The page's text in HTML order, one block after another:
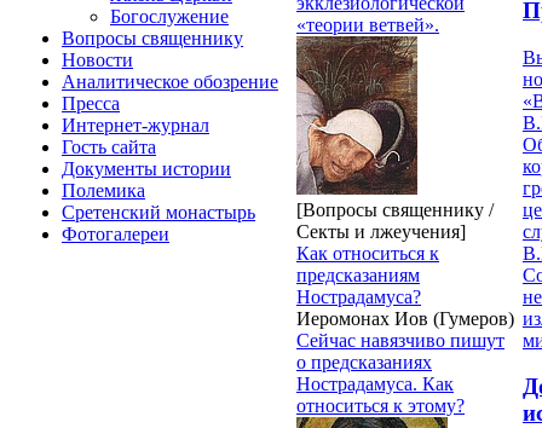
Богослужение
Вопросы священнику
Новости
Аналитическое обозрение
Пресса
Интернет-журнал
Гость сайта
Документы истории
Полемика
Сретенский монастырь
Фотогалереи
«теории ветвей».
[Вопросы священнику /
Секты и лжеучения]
Как относиться к
предсказаниям
Нострадамуса?
Иеромонах Иов (Гумеров)
Сейчас навязчиво пишут
о предсказаниях
Нострадамуса. Как
относиться к этому?